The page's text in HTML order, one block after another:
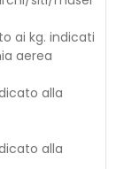
ai kg. indicati
aerea
alla
alla